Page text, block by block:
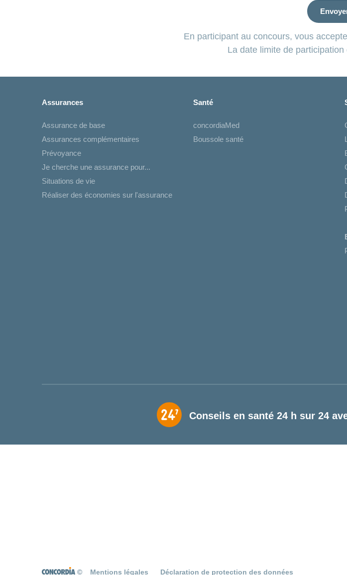
En participant au concours, vous
La date limite de
Assurances
Assurance de base
Assurances complémentaires
Prévoyance
Je cherche une assurance pour...
Situations de vie
Réaliser des économies sur l'assurance
Santé
concordiaMed
Boussole santé
Conseils en santé 24 h sur 24
© Mentions légales Déclaration de protection des données